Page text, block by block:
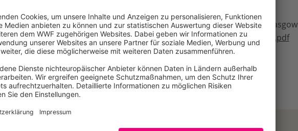
auf 8 Milliarden Euro ab 2025.
WWF International zur großen Klimakonferenz Ende des Jahres in Glasgow
downloads/wwf_cop26_expectations_paper.pdf